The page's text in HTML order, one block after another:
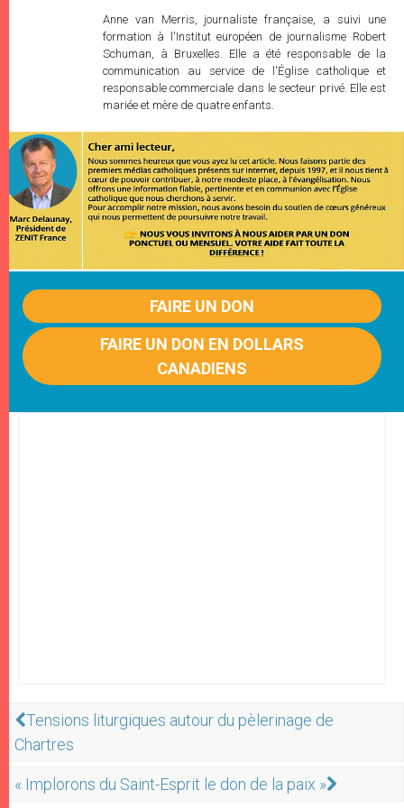
Anne van Merris, journaliste française, a suivi une
formation à l'Institut européen de journalisme Robert
Schuman, à Bruxelles. Elle a été responsable de la
communication au service de l'Église catholique et
responsable commerciale dans le secteur privé. Elle est
mariée et mère de quatre enfants.
FAIRE UN DON
FAIRE UN DON EN DOLLARS
CANADIENS
Tensions liturgiques autour du pèlerinage de
Chartres
« Implorons du Saint-Esprit le don de la paix »